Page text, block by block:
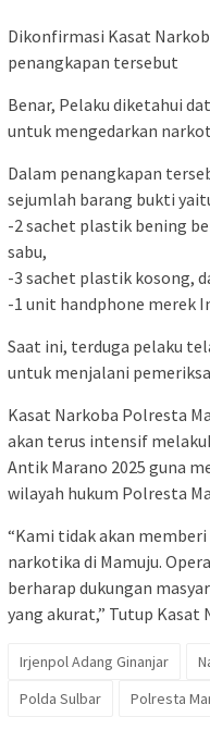
Dikonfirmasi Kasat
penangkapan tersebut
Benar, Pelaku diketahui
untuk mengedarkan
Dalam penangkapan
sejumlah barang bukti
-2 sachet plastik bening
sabu,
-3 sachet plastik kosong,
-1 unit handphone merek
Saat ini, terduga pelaku
untuk menjalani
Kasat Narkoba Polresta
akan terus intensif
Antik Marano 2025 guna
wilayah hukum Polresta
“Kami tidak akan
narkotika di Mamuju.
berharap dukungan
yang akurat,” Tutup Kasat
Irjenpol Adang Ginanjar
Polda Sulbar
Polresta